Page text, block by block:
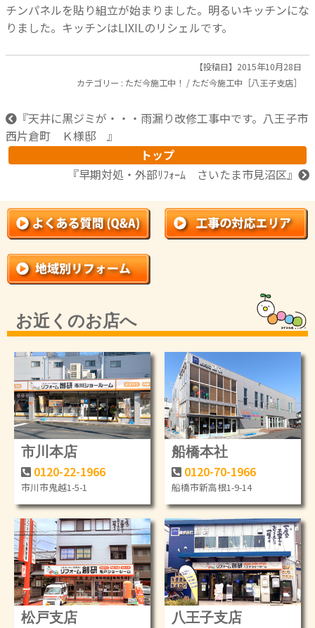
チンパネルを貼り組立が始まりました。明るいキッチンにな
りました。キッチンはLIXILのリシェルです。
【投稿日】2015年10月28日
カテゴリー : ただ今施工中！ / ただ今施工中［八王子支店］
『天井に黒ジミが・・・雨漏り改修工事中です。八王子市
西片倉町 Ｋ様邸
』
トップ
『早期対処・外部ﾘﾌｫｰﾑ さいたま市見沼区』
お近くのお店へ
市川本店
0120-22-1966
市川市鬼越1-5-1
船橋本社
0120-70-1966
船橋市新高根1-9-14
松戸支店 八王子支店